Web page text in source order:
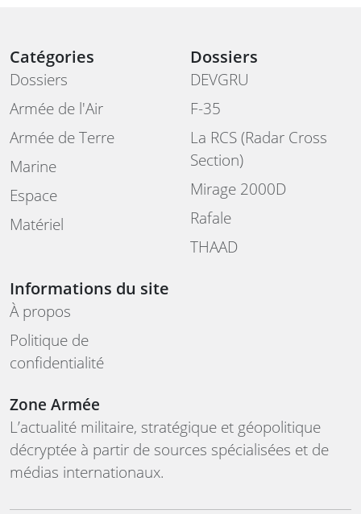
Catégories
Dossiers
Armée de l'Air
Armée de Terre
Marine
Espace
Matériel
Dossiers
DEVGRU
F-35
La RCS (Radar Cross
Section)
Mirage 2000D
Rafale
THAAD
Informations du site
À propos
Politique de
confidentialité
Zone Armée
L’actualité militaire, stratégique et géopolitique
décryptée à partir de sources spécialisées et de
médias internationaux.